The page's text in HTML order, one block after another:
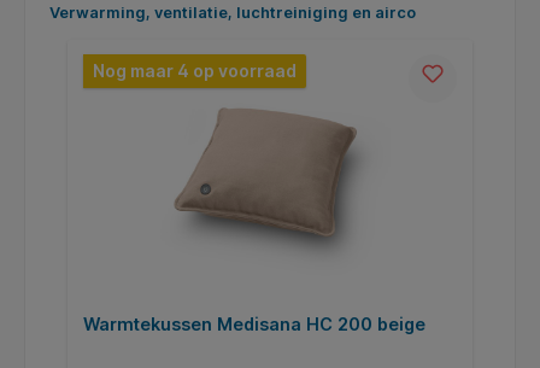
Productgalerij overslaan
Verwarming, ventilatie, luchtreiniging en airco
Nog maar 4 op voorraad
Warmtekussen Medisana HC 200 beige